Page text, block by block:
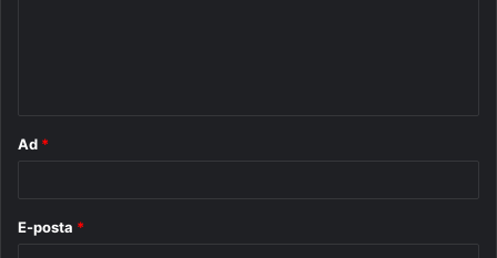
Ad *
E-posta *